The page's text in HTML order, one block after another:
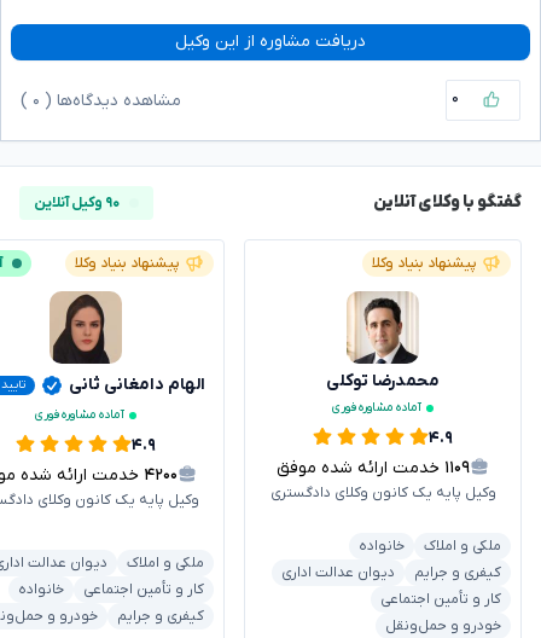
دریافت مشاوره از این وکیل
۰ مشاهده دیدگاه‌ها ( ۰
گفتگو با وکلای آنلاین ۹۰ وکیل آنلاین
پیشنهاد بنیاد وکلا
محمدرضا توکلی
آماده مشاوره فوری
۴.۹
۱۱۰۹ خدمت ارائه شده موفق
وکیل پایه یک کانون وکلای دادگستری
ملکی و املاک
خانواده
کیفری و جرایم
دیوان عدالت اداری
کار و تأمین اجتماعی
خودرو و حمل‌ونقل
پیشنهاد بنیاد وکلا
الهام دامغانی ثانی
آماده مشاوره فوری
۴.۹
۴۲۰۰ خدمت ارائه شده موفق
وکیل پایه یک کانون وکلای
ملکی و املاک
دیوان عدالت
کار و تأمین اجتماعی
خانواده
کیفری و جرایم
خودرو و